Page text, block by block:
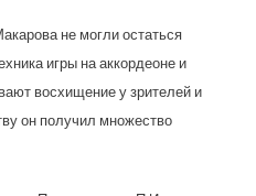
не могли остаться
игры на аккордеоне и
восхищение у зрителей и
он получил множество